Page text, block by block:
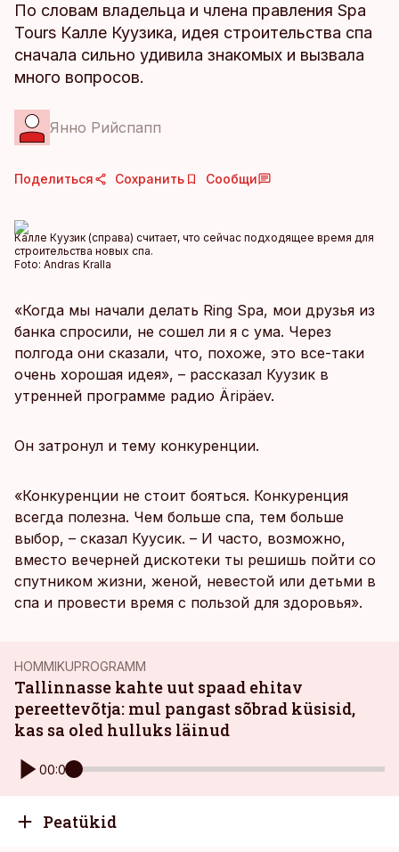
По словам владельца и члена правления Spa
Tours Калле Куузика, идея строительства спа
сначала сильно удивила знакомых и вызвала
много вопросов.
Янно Рийспапп
Поделиться Сохранить Сообщи
Калле Куузик (справа) считает, что сейчас подходящее время для
строительства новых спа.
Foto: Andras Kralla
«Когда мы начали делать Ring Spa, мои друзья из
банка спросили, не сошел ли я с ума. Через
полгода они сказали, что, похоже, это все-таки
очень хорошая идея», – рассказал Куузик в
утренней программе радио Äripäev.
Он затронул и тему конкуренции.
«Конкуренции не стоит бояться. Конкуренция
всегда полезна. Чем больше спа, тем больше
выбор, – сказал Куусик. – И часто, возможно,
вместо вечерней дискотеки ты решишь пойти со
спутником жизни, женой, невестой или детьми в
спа и провести время с пользой для здоровья».
HOMMIKUPROGRAMM
Tallinnasse kahte uut spaad ehitav
pereettevõtja: mul pangast sõbrad küsisid,
kas sa oled hulluks läinud
00:00
Peatükid